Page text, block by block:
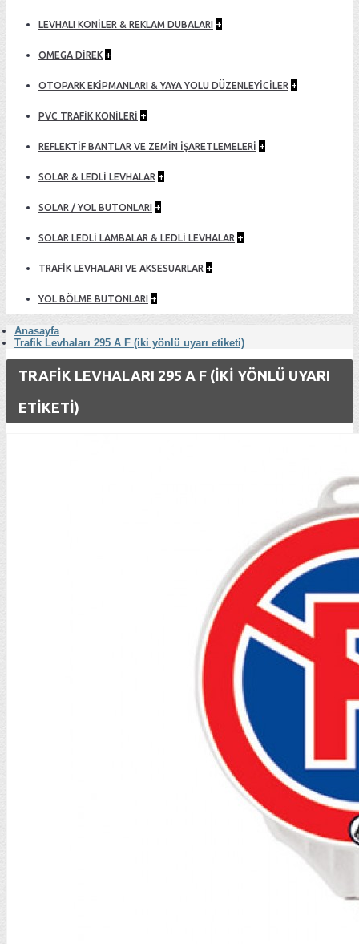
LEVHALI KONİLER & REKLAM DUBALARI +
OMEGA DIREK +
OTOPARK EKİPMANLARI & YAYA YOLU DÜZENLEYİCİLER +
PVC TRAFİK KONİLERİ +
REFLEKTİF BANTLAR VE ZEMİN İŞARETLEMELERİ +
SOLAR & LEDLİ LEVHALAR +
SOLAR / YOL BUTONLARI +
SOLAR LEDLİ LAMBALAR & LEDLİ LEVHALAR +
TRAFİK LEVHALARI VE AKSESUARLAR +
YOL BÖLME BUTONLARI +
Anasayfa
Trafik Levhaları 295 A F (iki yönlü uyarı etiketi)
TRAFIK LEVHALARI 295 A F (IKI YÖNLÜ UYARI
ETIKETI)